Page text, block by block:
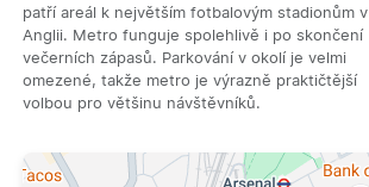
patří areál k největším fotbalovým stadionům v
Anglii. Metro funguje spolehlivě i po skončení
večerních zápasů. Parkování v okolí je velmi
omezené, takže metro je výrazně praktičtější
volbou pro většinu návštěvníků.